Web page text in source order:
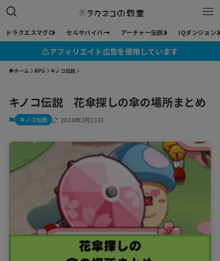
ドラクエスマグロ セルサバイバー アーチャー伝説2 IQダンジョン2
⚠︎アフィリエイト広告を使用しています
ホーム RPG キノコ伝説
キノコ伝説 花傘探しの傘の場所まとめ
キノコ伝説 2024年3月21日